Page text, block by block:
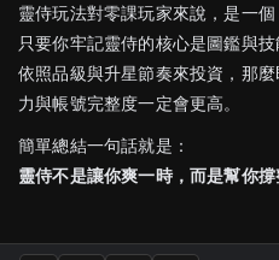
靈侍玩法對零課玩家來說，是一
只要你牢記靈侍的核心是圖鑑與
依照品級與升星節奏來投資，那
力與帳號完整度一定會更高。
簡單總結一句話就是：
靈侍不是讓你爽一時，而是幫你撐